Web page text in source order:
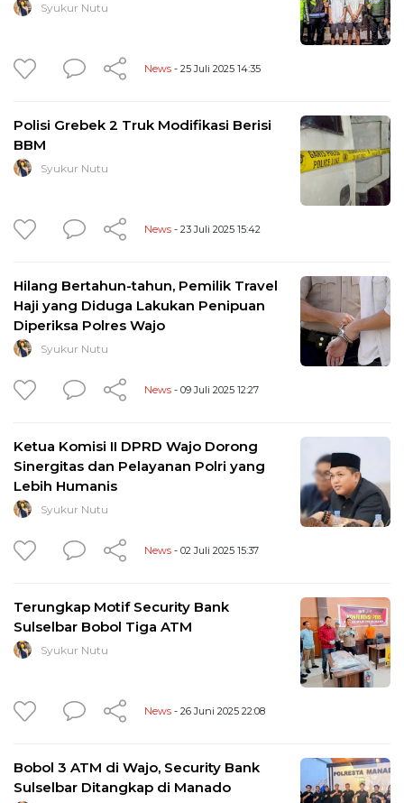
Syukur Nutu
News - 25 Juli 2025 14:35
Polisi Grebek 2 Truk Modifikasi Berisi
BBM
Syukur Nutu
News - 23 Juli 2025 15:42
Hilang Bertahun-tahun, Pemilik Travel
Haji yang Diduga Lakukan Penipuan
Diperiksa Polres Wajo
Syukur Nutu
News - 09 Juli 2025 12:27
Ketua Komisi II DPRD Wajo Dorong
Sinergitas dan Pelayanan Polri yang
Lebih Humanis
Syukur Nutu
News - 02 Juli 2025 15:37
Terungkap Motif Security Bank
Sulselbar Bobol Tiga ATM
Syukur Nutu
News - 26 Juni 2025 22:08
Bobol 3 ATM di Wajo, Security Bank
Sulselbar Ditangkap di Manado